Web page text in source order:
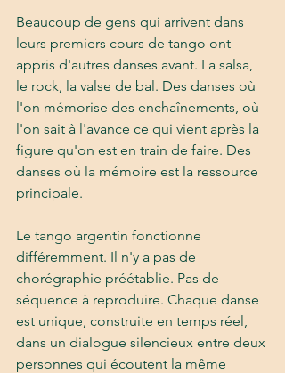
Beaucoup de gens qui arrivent dans
leurs premiers cours de tango ont
appris d'autres danses avant. La salsa,
le rock, la valse de bal. Des danses où
l'on mémorise des enchaînements, où
l'on sait à l'avance ce qui vient après la
figure qu'on est en train de faire. Des
danses où la mémoire est la ressource
principale.
Le tango argentin fonctionne
différemment. Il n'y a pas de
chorégraphie préétablie. Pas de
séquence à reproduire. Chaque danse
est unique, construite en temps réel,
dans un dialogue silencieux entre deux
personnes qui écoutent la même